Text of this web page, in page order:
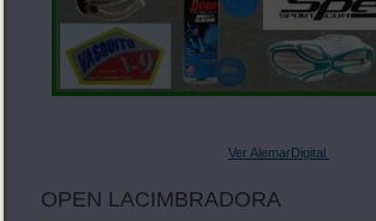
Ver AlemarDigital
OPEN LACIMBRADORA